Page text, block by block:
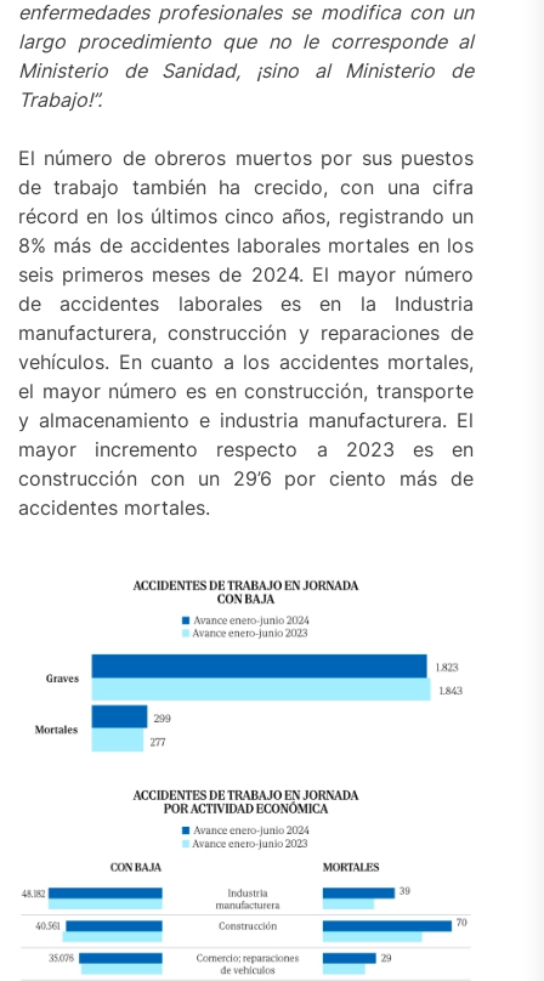
enfermedades profesionales se modifica con un
largo procedimiento que no le corresponde al
Ministerio de Sanidad, ¡sino al Ministerio de
Trabajo!”.
El número de obreros muertos por sus puestos
de trabajo también ha crecido, con una cifra
récord en los últimos cinco años, registrando un
8% más de accidentes laborales mortales en los
seis primeros meses de 2024. El mayor número
de accidentes laborales es en la Industria
manufacturera, construcción y reparaciones de
vehículos. En cuanto a los accidentes mortales,
el mayor número es en construcción, transporte
y almacenamiento e industria manufacturera. El
mayor incremento respecto a 2023 es en
construcción con un 29’6 por ciento más de
accidentes mortales.